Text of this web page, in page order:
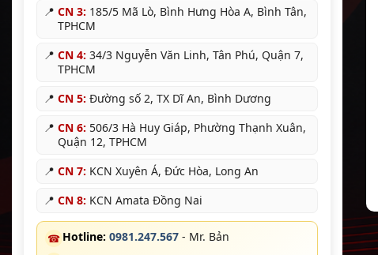
📍 CN 3: 185/5 Mã Lò, Bình Hưng Hòa A, Bình Tân,
TPHCM
📍 CN 4: 34/3 Nguyễn Văn Linh, Tân Phú, Quận 7,
TPHCM
📍 CN 5: Đường số 2, TX Dĩ An, Bình Dương
📍 CN 6: 506/3 Hà Huy Giáp, Phường Thạnh Xuân,
Quận 12, TPHCM
📍 CN 7: KCN Xuyên Á, Đức Hòa, Long An
📍 CN 8: KCN Amata Đồng Nai
☎ Hotline: 0981.247.567 - Mr. Bản